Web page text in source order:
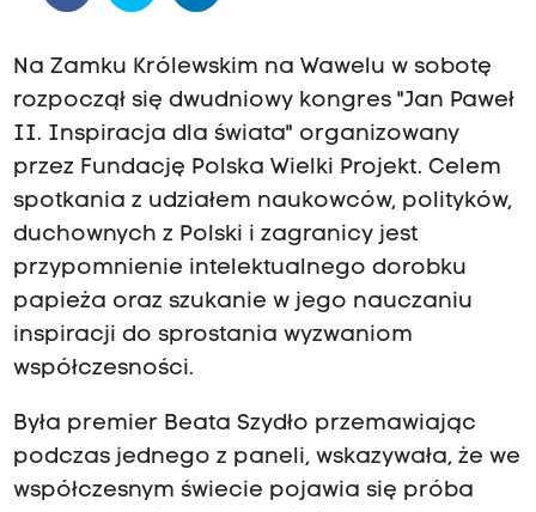
Na Zamku Królewskim na Wawelu w sobotę
rozpoczął się dwudniowy kongres "Jan Paweł
II. Inspiracja dla świata" organizowany
przez Fundację Polska Wielki Projekt. Celem
spotkania z udziałem naukowców, polityków,
duchownych z Polski i zagranicy jest
przypomnienie intelektualnego dorobku
papieża oraz szukanie w jego nauczaniu
inspiracji do sprostania wyzwaniom
współczesności.
Była premier Beata Szydło przemawiając
podczas jednego z paneli, wskazywała, że we
współczesnym świecie pojawia się próba